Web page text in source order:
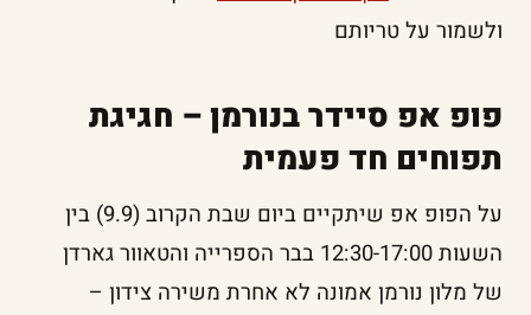
ולשמור על טריותם
פופ אפ סיידר בנורמן – חגיגת
תפוחים חד פעמית
על הפופ אפ שיתקיים ביום שבת הקרוב (9.9) בין
השעות 12:30-17:00 בבר הספרייה והטאוור גארדן
של מלון נורמן אמונה לא אחרת משירה צידון –